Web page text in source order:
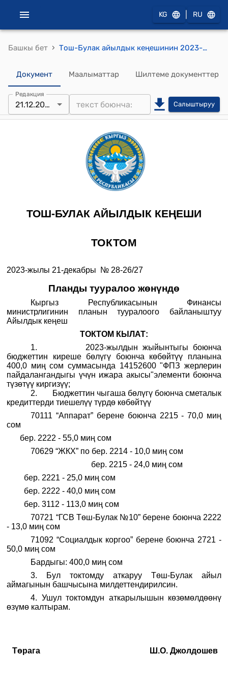
KG RU
Башкы бет › Тош-Булак айылдык кеңешинин 2023-жылы 21-декабры № 28-26/27 "Планды тууралоо жөнүндө" токтому
Документ Маалыматтар Шилтеме документтер
Редакция
21.12.2023 Салыштыруу